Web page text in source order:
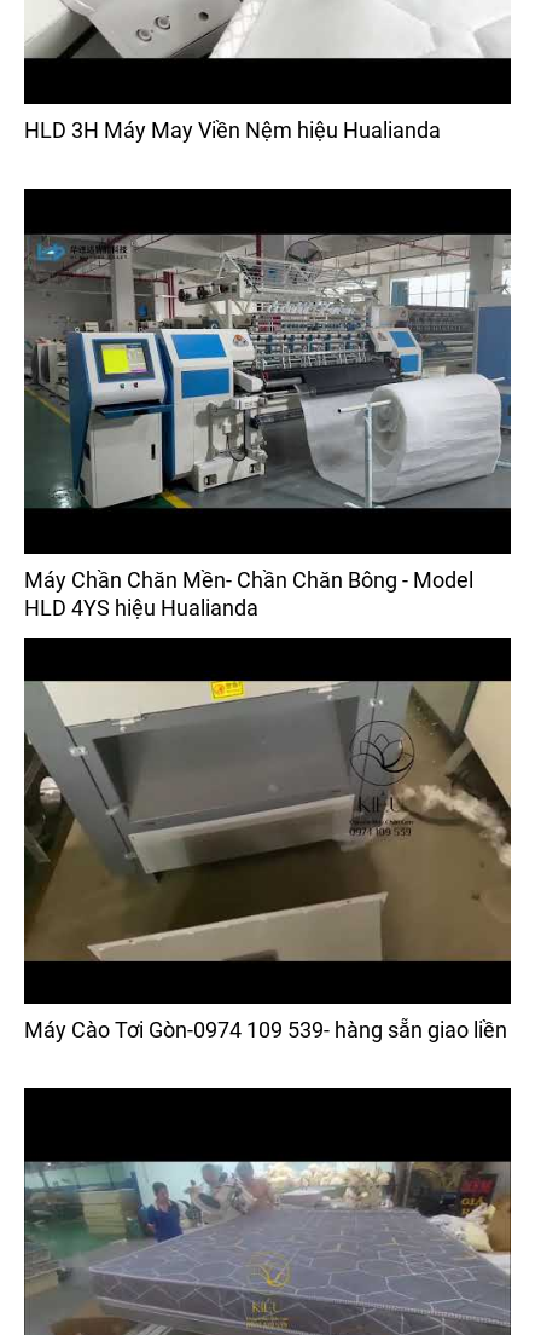
HLD 3H Máy May Viền Nệm hiệu Hualianda
Máy Chần Chăn Mền- Chần Chăn Bông - Model
HLD 4YS hiệu Hualianda
Máy Cào Tơi Gòn-0974 109 539- hàng sẵn giao liền